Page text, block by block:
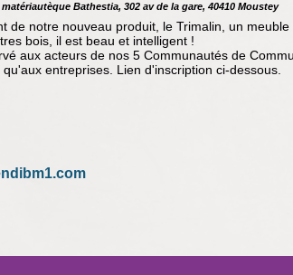
Bathestia, 302 av de la gare, 40410 Moustey
de notre nouveau produit, le Trimalin, un
bois, il est beau et intelligent !
aux acteurs de nos 5 Communautés de
entreprises. Lien d'inscription ci-dessous.